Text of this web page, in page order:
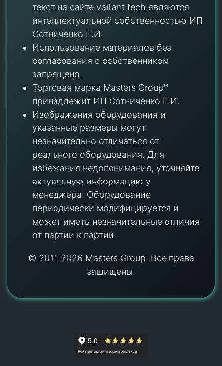
текст на сайте vaillant.tech являются
интеллектуальной собственностью ИП
Сотниченко Е.И.
Использование материалов без
согласования с собственником
запрещено.
Торговая марка Masters Group™
принадлежит ИП Сотниченко Е.И.
Изображения оборудования и
указанные размеры могут
незначительно отличаться от
реального оборудования. Для
избежания недопонимания, уточняйте
актуальную информацию у
менеджера. Оборудование
периодически модифицируется и
может иметь незначительные отличия
от партии к партии.
© 2011-2026 Masters Group. Все права
защищены.